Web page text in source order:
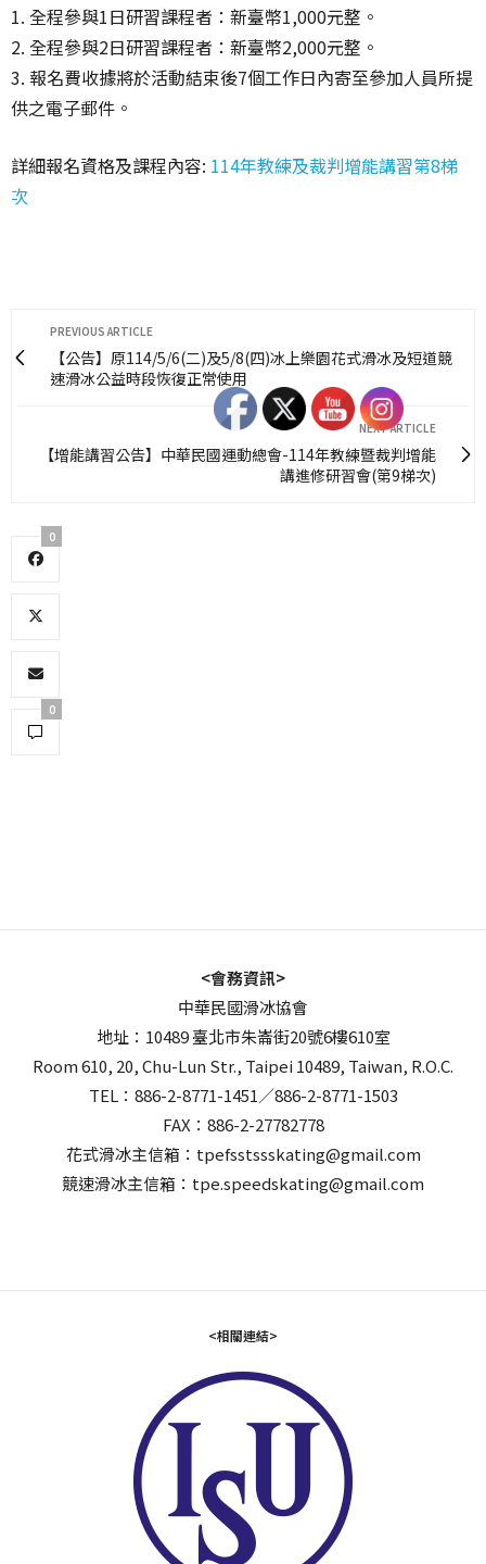
1. 全程參與1日研習課程者：新臺幣1,000元整。
2. 全程參與2日研習課程者：新臺幣2,000元整。
3. 報名費收據將於活動結束後7個工作日內寄至參加人員所提
供之電子郵件。
詳細報名資格及課程內容: 114年教練及裁判增能講習第8梯
次
PREVIOUS ARTICLE
【公告】原114/5/6(二)及5/8(四)冰上樂園花式滑冰及短道競
速滑冰公益時段恢復正常使用
NEXT ARTICLE
【增能講習公告】中華民國運動總會-114年教練暨裁判增能
講進修研習會(第9梯次)
0
0
<會務資訊>
中華民國滑冰協會
地址：10489 臺北市朱崙街20號6樓610室
Room 610, 20, Chu-Lun Str., Taipei 10489, Taiwan, R.O.C.
TEL：886-2-8771-1451／886-2-8771-1503
FAX：886-2-27782778
花式滑冰主信箱：tpefsstssskating@gmail.com
競速滑冰主信箱：tpe.speedskating@gmail.com
<相關連結>